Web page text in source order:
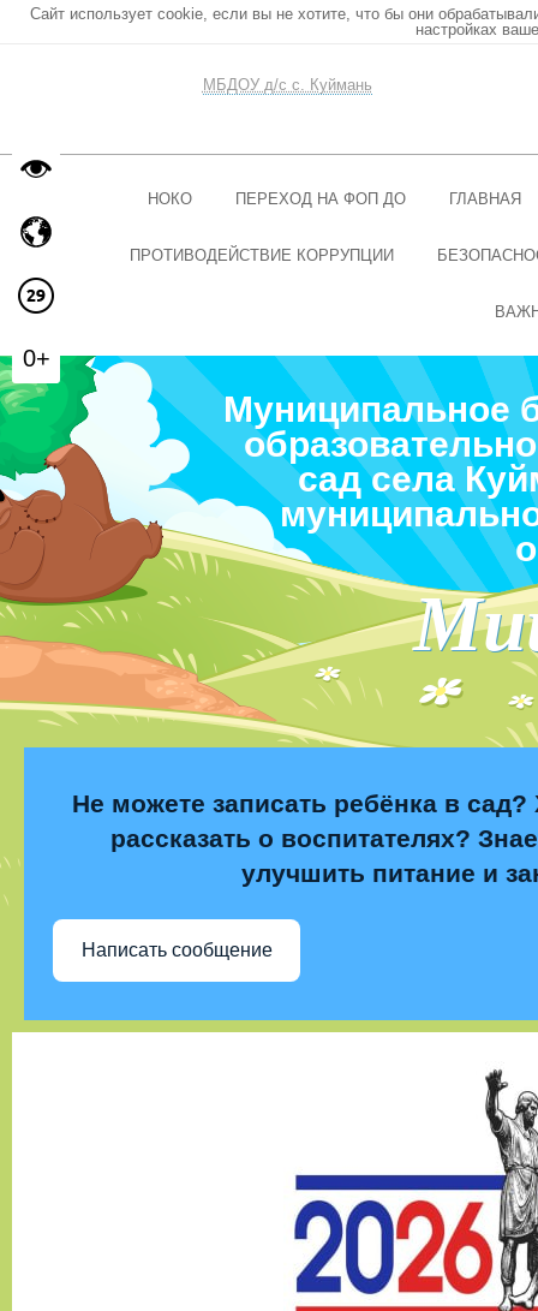
Сайт использует cookie, если вы не хотите, что бы они
настройках
МБДОУ д/с с. Куймань
НОКО ПЕРЕХОД НА ФОП ДО ГЛАВНАЯ
ПРОТИВОДЕЙСТВИЕ КОРРУПЦИИ
Муниципальное
сад села
Не можете записать ребёнка в сад?
рассказать о воспитателях?
улучшить питание и
Написать сообщение
0+